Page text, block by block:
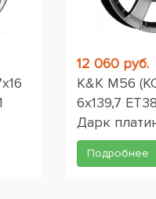
12 060 руб.
K&K M56
6x139,7
Дарк
Подробнее